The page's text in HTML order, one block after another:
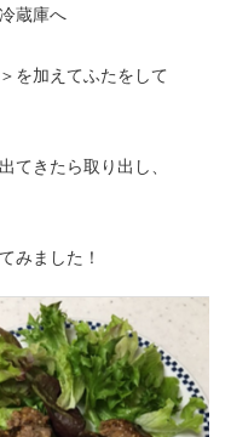
蔵庫へ
を加えてふたをして
きたら取り出し、
みました！